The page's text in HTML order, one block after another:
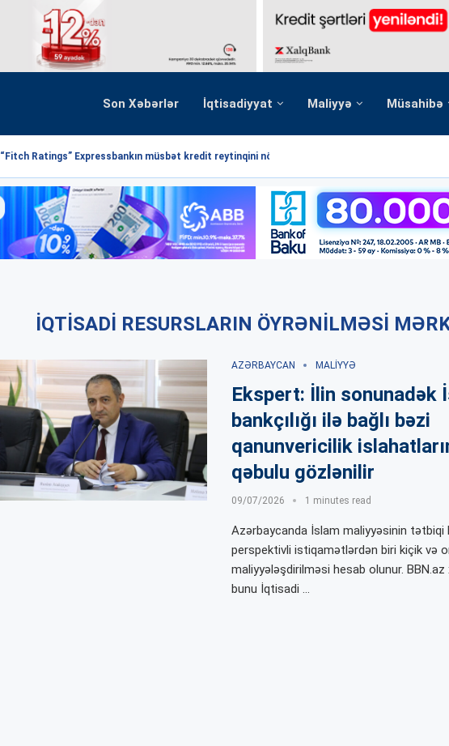
Son Xəbərlər İqtisadiyyat Maliyyə Müsahibə
“Fitch Ratings” Expressbankın müsbət kredit reytinqini növbəti dəfə...
İQTISADI RESURSLARIN ÖYRƏNILMƏSI
AZƏRBAYCAN MALIYYƏ
Ekspert: İlin sonunadək
bankçılığı ilə bağlı bəzi
qanunvericilik
qəbulu gözlənilir
09/07/2026 1 minutes read
Azərbaycanda İslam maliyyəsinin tətbiqi
perspektivli istiqamətlərdən biri kiçik və
maliyyələşdirilməsi hesab olunur. BBN.az
bunu İqtisadi …